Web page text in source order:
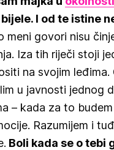
I od te istine
meni govori nisu
Iza tih riječi stoji
na svojim leđima.
u javnosti jednog
– kada za to
Razumijem i
Boli kada se o tebi